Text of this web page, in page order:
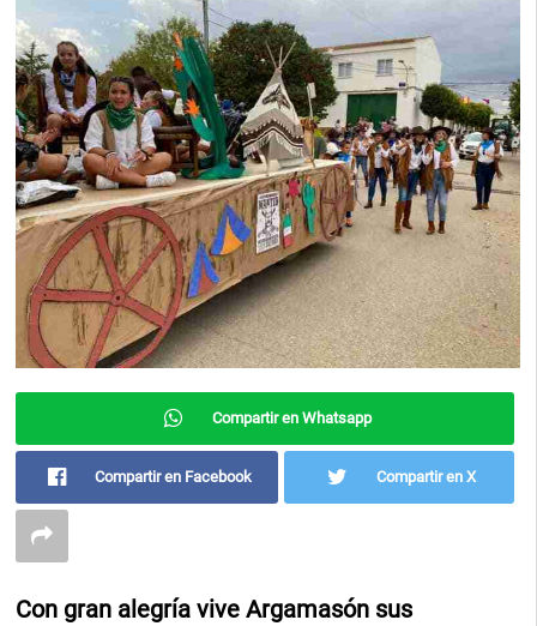
Compartir en Whatsapp
Compartir en Facebook Compartir en X
Con gran alegría vive Argamasón sus